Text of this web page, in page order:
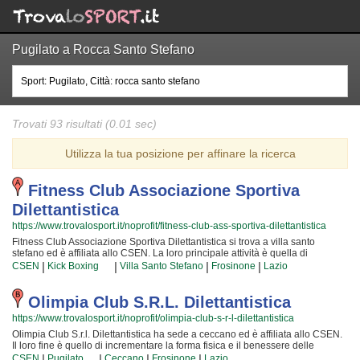
Pugilato a Rocca Santo Stefano
Trovati 93 risultati (0.01 sec)
Utilizza la tua posizione per affinare la ricerca
Fitness Club Associazione Sportiva
Dilettantistica
https://www.trovalosport.it/noprofit/fitness-club-ass-sportiva-dilettantistica
Fitness Club Associazione Sportiva Dilettantistica si trova a villa santo
stefano ed è affiliata allo CSEN. La loro principale attività è quella di
promuovere La kick boxing organizzando corsi per bambini, ragazzi e adulti.
Se desiderate che vostro figlio o vostra figlia impari la disciplina, il rispetto e
la concentrazione, La kick boxing è sicuramente lo sport giusto. I loro maestri
di kick boxing seguiranno i vostri figli passo per passo, ma restando sempre
nell'ottica di sviluppare i talenti e le capacità personali di ciascun atleta.
Fitness Club Associazione Sportiva Dilettantistica da sempre accoglie i
bambini e i ragazzi di villa santo stefano, in un ambiente serio e sano, in cui i
vostri figli troveranno sicuramente uno sfogo e uno svago e tanti nuovi amici.
Gli allenamenti si svolgono in palestra a villa santo stefano e seguono
CSEN | Kick Boxing | Villa Santo Stefano | Frosinone | Lazio
Olimpia Club S.r.l. Dilettantistica
https://www.trovalosport.it/noprofit/olimpia-club-s-r-l-dilettantistica
Olimpia Club S.r.l. Dilettantistica ha sede a ceccano ed è affiliata allo CSEN.
Il loro fine è quello di incrementare la forma fisica e il benessere delle
persone organizzando lezioni sul territorio (anche per bambini e ragazzi). Le